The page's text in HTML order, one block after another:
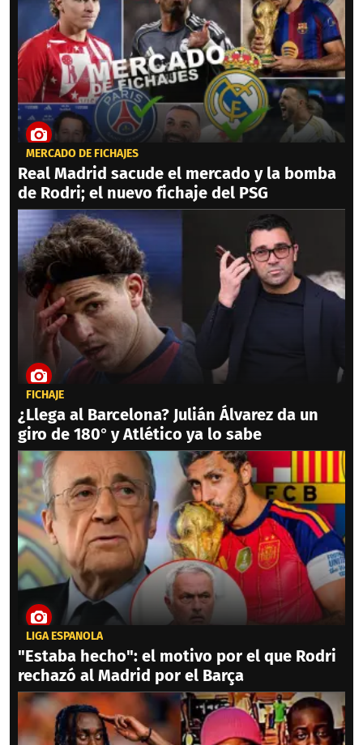
MERCADO DE FICHAJES
Real Madrid sacude el mercado y la bomba
de Rodri; el nuevo fichaje del PSG
FICHAJE
¿Llega al Barcelona? Julián Álvarez da un
giro de 180° y Atlético ya lo sabe
LIGA ESPAÑOLA
"Estaba hecho": el motivo por el que Rodri
rechazó al Madrid por el Barça